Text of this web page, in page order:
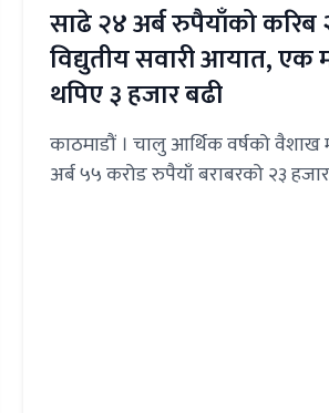
साढे २४ अर्ब रुपैयाँको करिब
विद्युतीय सवारी आयात, एक
थपिए ३ हजार बढी
काठमाडौं । चालु आर्थिक वर्षको वैशाख
अर्ब ५५ करोड रुपैयाँ बराबरको २३